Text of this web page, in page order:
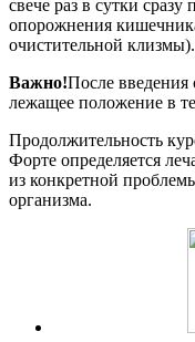
свече раз в сутки
опорожнения
очистительной клизмы).
Важно!После введения
лежащее положение в
Продолжительность
Форте определяется
из конкретной
организма.